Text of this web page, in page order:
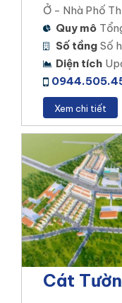
Ở - Nhà Phố
Quy mô
Số tầng Số
Diện tích
Xem chi tiết
Cát